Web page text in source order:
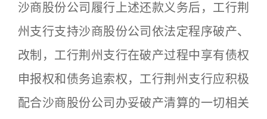
沙商股份公司履行上述还款义务后，工行荆
州支行支持沙商股份公司依法定程序破产、
改制，工行荆州支行在破产过程中享有债权
申报权和债务追索权，工行荆州支行应积极
配合沙商股份公司办妥破产清算的一切相关